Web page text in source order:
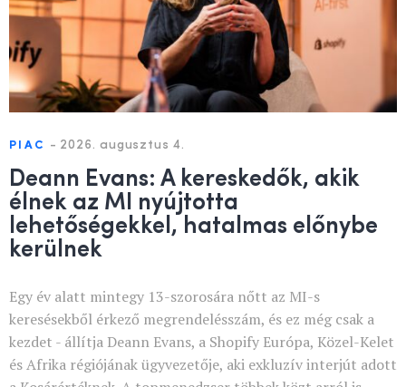
PIAC - 2026. augusztus 4.
Deann Evans: A kereskedők, akik
élnek az MI nyújtotta
lehetőségekkel, hatalmas előnybe
kerülnek
Egy év alatt mintegy 13-szorosára nőtt az MI-s
keresésekből érkező megrendelésszám, és ez még csak a
kezdet - állítja Deann Evans, a Shopify Európa, Közel-Kelet
és Afrika régiójának ügyvezetője, aki exkluzív interjút adott